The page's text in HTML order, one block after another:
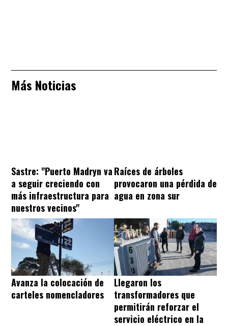
Más Noticias
Sastre: "Puerto Madryn va
a seguir creciendo con
más infraestructura para
nuestros vecinos"
Raíces de árboles
provocaron una pérdida de
agua en zona sur
Avanza la colocación de
carteles nomencladores
Llegaron los
transformadores que
permitirán reforzar el
servicio eléctrico en la